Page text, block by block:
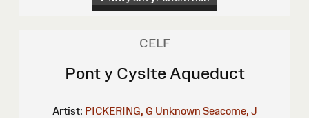
CELF
Pont y Cyslte Aqueduct
Artist: PICKERING, G Unknown Seacome, J